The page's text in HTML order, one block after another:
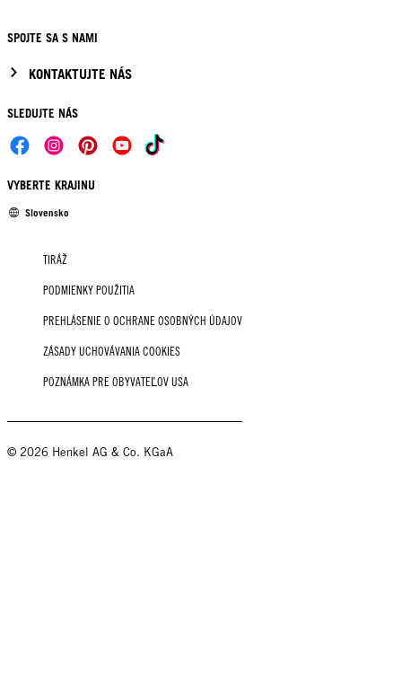
SPOJTE SA S NAMI
KONTAKTUJTE NÁS
SLEDUJTE NÁS
VYBERTE KRAJINU
Slovensko
TIRÁŽ
PODMIENKY POUŽITIA
PREHLÁSENIE O OCHRANE OSOBNÝCH ÚDAJOV
ZÁSADY UCHOVÁVANIA COOKIES
POZNÁMKA PRE OBYVATEĽOV USA
© 2026 Henkel AG & Co. KGaA